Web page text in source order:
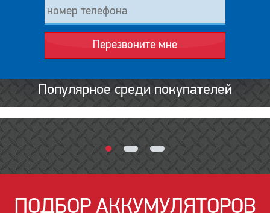
Перезвоните мне
Популярное среди покупателей
ПОДБОР АККУМУЛЯТОРОВ